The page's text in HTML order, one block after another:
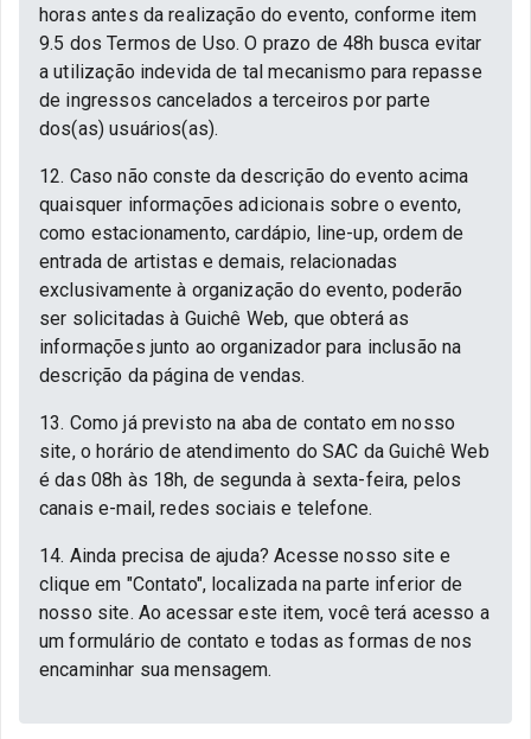
horas antes da realização do evento, conforme item
9.5 dos Termos de Uso. O prazo de 48h busca evitar
a utilização indevida de tal mecanismo para repasse
de ingressos cancelados a terceiros por parte
dos(as) usuários(as).
12. Caso não conste da descrição do evento acima
quaisquer informações adicionais sobre o evento,
como estacionamento, cardápio, line-up, ordem de
entrada de artistas e demais, relacionadas
exclusivamente à organização do evento, poderão
ser solicitadas à Guichê Web, que obterá as
informações junto ao organizador para inclusão na
descrição da página de vendas.
13. Como já previsto na aba de contato em nosso
site, o horário de atendimento do SAC da Guichê Web
é das 08h às 18h, de segunda à sexta-feira, pelos
canais e-mail, redes sociais e telefone.
14. Ainda precisa de ajuda? Acesse nosso site e
clique em "Contato", localizada na parte inferior de
nosso site. Ao acessar este item, você terá acesso a
um formulário de contato e todas as formas de nos
encaminhar sua mensagem.